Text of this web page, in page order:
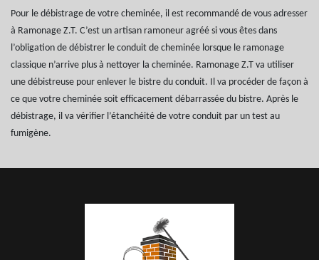
Pour le débistrage de votre cheminée, il est recommandé de vous adresser
à Ramonage Z.T. C’est un artisan ramoneur agréé si vous êtes dans
l’obligation de débistrer le conduit de cheminée lorsque le ramonage
classique n’arrive plus à nettoyer la cheminée. Ramonage Z.T va utiliser
une débistreuse pour enlever le bistre du conduit. Il va procéder de façon à
ce que votre cheminée soit efficacement débarrassée du bistre. Après le
débistrage, il va vérifier l’étanchéité de votre conduit par un test au
fumigène.